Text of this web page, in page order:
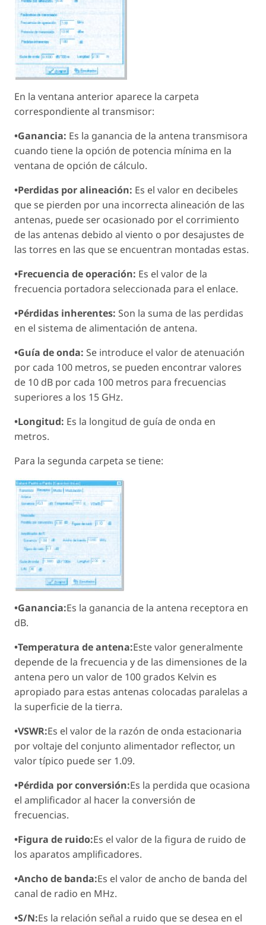
En la ventana anterior aparece la carpeta
correspondiente al transmisor:
•Ganancia: Es la ganancia de la antena transmisora
cuando tiene la opción de potencia mínima en la
ventana de opción de cálculo.
•Perdidas por alineación: Es el valor en decibeles
que se pierden por una incorrecta alineación de las
antenas, puede ser ocasionado por el corrimiento
de las antenas debido al viento o por desajustes de
las torres en las que se encuentran montadas estas.
•Frecuencia de operación: Es el valor de la
frecuencia portadora seleccionada para el enlace.
•Pérdidas inherentes: Son la suma de las perdidas
en el sistema de alimentación de antena.
•Guía de onda: Se introduce el valor de atenuación
por cada 100 metros, se pueden encontrar valores
de 10 dB por cada 100 metros para frecuencias
superiores a los 15 GHz.
•Longitud: Es la longitud de guía de onda en
metros.
Para la segunda carpeta se tiene:
•Ganancia:Es la ganancia de la antena receptora en
dB.
•Temperatura de antena:Este valor generalmente
depende de la frecuencia y de las dimensiones de la
antena pero un valor de 100 grados Kelvin es
apropiado para estas antenas colocadas paralelas a
la superficie de la tierra.
•VSWR:Es el valor de la razón de onda estacionaria
por voltaje del conjunto alimentador reflector, un
valor típico puede ser 1.09.
•Pérdida por conversión:Es la perdida que ocasiona
el amplificador al hacer la conversión de
frecuencias.
•Figura de ruido:Es el valor de la figura de ruido de
los aparatos amplificadores.
•Ancho de banda:Es el valor de ancho de banda del
canal de radio en MHz.
•S/N:Es la relación señal a ruido que se desea en el